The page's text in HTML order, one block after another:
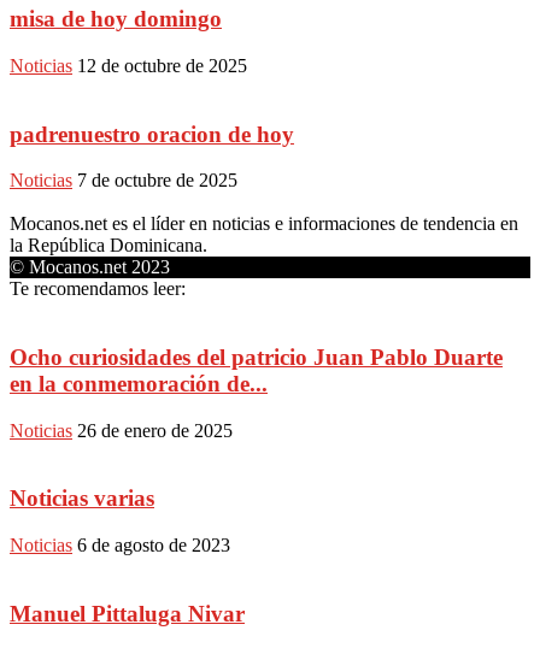
misa de hoy domingo
Noticias 12 de octubre de 2025
padrenuestro oracion de hoy
Noticias 7 de octubre de 2025
Mocanos.net es el líder en noticias e informaciones de tendencia en
la República Dominicana.
© Mocanos.net 2023
Te recomendamos leer:
Ocho curiosidades del patricio Juan Pablo Duarte
en la conmemoración de...
Noticias 26 de enero de 2025
Noticias varias
Noticias 6 de agosto de 2023
Manuel Pittaluga Nivar